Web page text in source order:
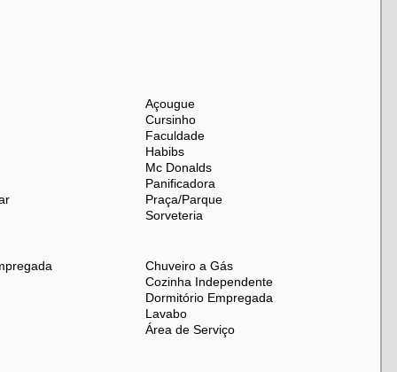
Açougue
Cursinho
Faculdade
Habibs
Mc Donalds
Panificadora
Praça/Parque
Sorveteria
Chuveiro a Gás
Cozinha Independente
Dormitório Empregada
Lavabo
Área de Serviço